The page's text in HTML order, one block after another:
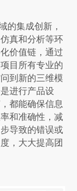
的集成创新，
真和分析等环
价值链，通过
目所有专业的
到新的三维模
进行产品设
都能确保信息
和准确性，减
导致的错误或
，大大提高团